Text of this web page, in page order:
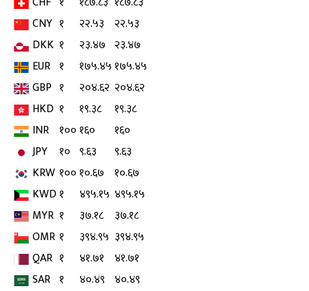
CNY १ २२.५३
२२.५३
DKK १ २३.४७ २३.४७
EUR १ १७५.४५१७५.४५
GBP १ २०४.६२ २०४.६२
HKD १ १९.३८
१९.३८
INR १००१६०
१६०
JPY
१० ९.६३
९.६३
KRW १००१०.६७ १०.६७
KWD१ ४९५.१५ ४९५.१५
MYR १ ३७.१८
३७.१८
OMR १ ३९४.९५ ३९४.९५
QAR १ ४१.७१
४१.७१
SAR १ ४०.४९ ४०.४९